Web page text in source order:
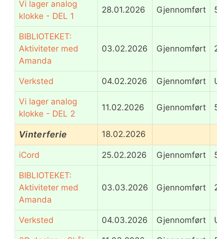
Vi lager analog
klokke - DEL 1
28.01.2026 Gjennomført
BIBLIOTEKET:
Aktiviteter med
Amanda
03.02.2026 Gjennomført
Verksted 04.02.2026 Gjennomført
Vi lager analog
klokke - DEL 2
11.02.2026 Gjennomført
Vinterferie 18.02.2026
iCord 25.02.2026 Gjennomført
BIBLIOTEKET:
Aktiviteter med
Amanda
03.03.2026 Gjennomført
Verksted 04.03.2026 Gjennomført